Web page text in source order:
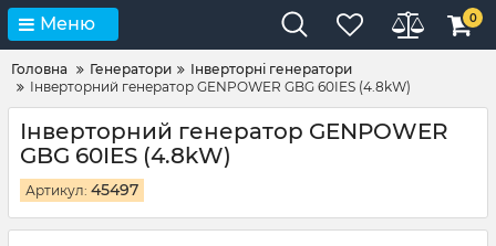
Меню 0
Головна Генератори
Інверторні генератори
Інверторний генератор GENPOWER GBG 60IES (4.8kW)
Інверторний генератор GENPOWER
GBG 60IES (4.8kW)
Артикул: 45497